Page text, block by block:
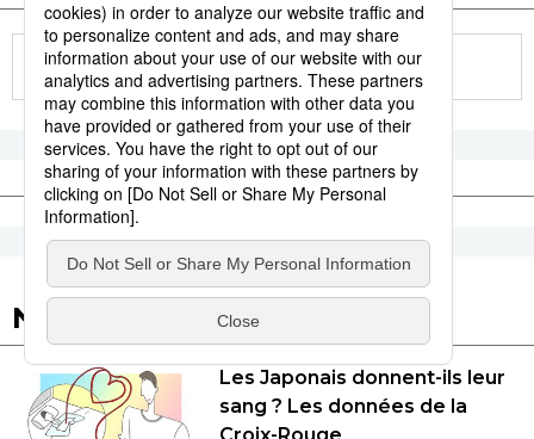
Nos articles conseillés
Les Japonais donnent-ils leur
sang ? Les données de la